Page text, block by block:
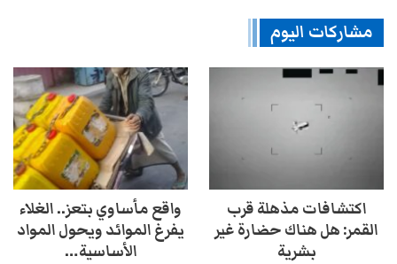
مشاركات اليوم
اكتشافات مذهلة قرب
القمر: هل هناك حضارة غير
بشرية
واقع مأساوي بتعز.. الغلاء
يفرغ الموائد ويحول المواد
الأساسية…